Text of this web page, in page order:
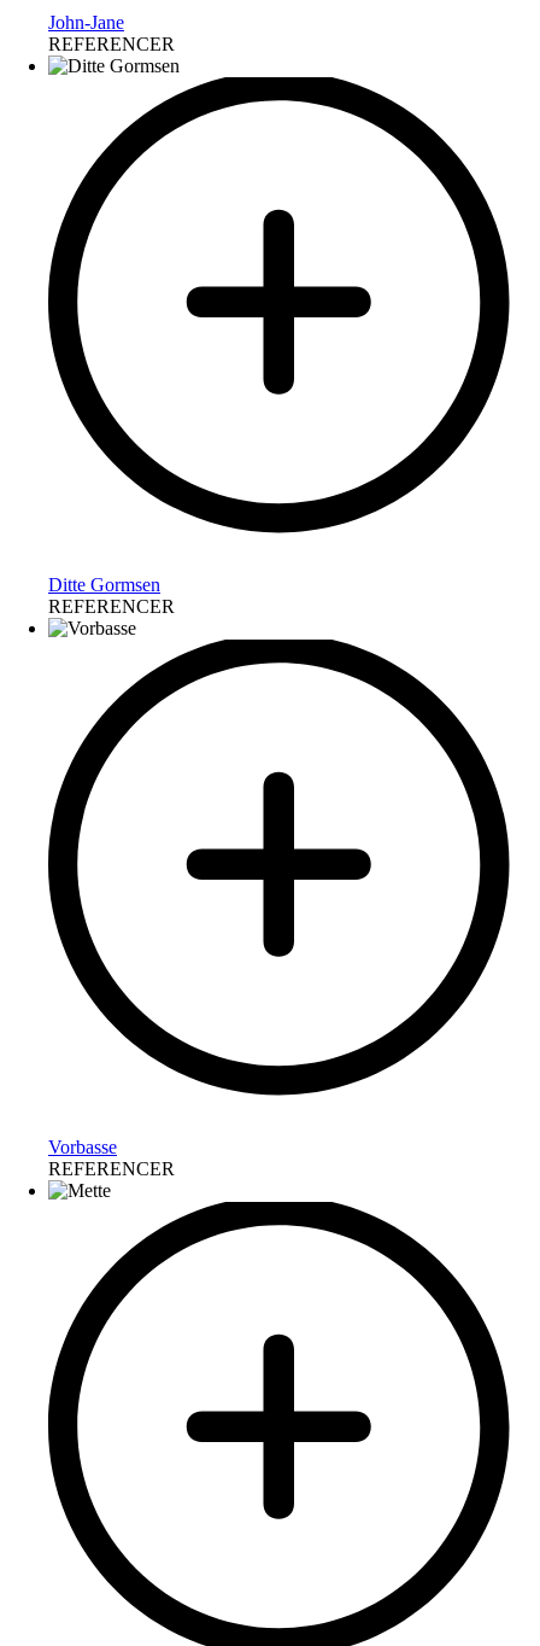
John-Jane
REFERENCER
Ditte Gormsen
REFERENCER
Vorbasse
REFERENCER